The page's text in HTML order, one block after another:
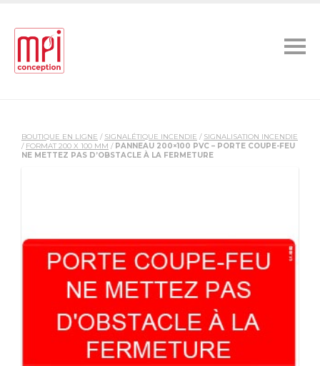
BOUTIQUE EN LIGNE / SIGNALÉTIQUE INCENDIE / SIGNALISATION INCENDIE
/ FORMAT 200 X 100 MM / PANNEAU 200×100 PVC – PORTE COUPE-FEU
NE METTEZ PAS D’OBSTACLE À LA FERMETURE